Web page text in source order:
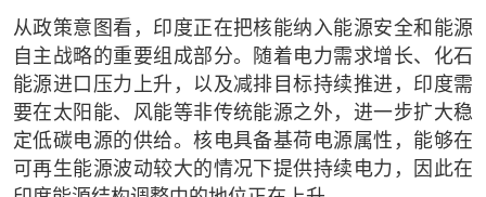
从政策意图看，印度正在把核能纳入能源安全和能源
自主战略的重要组成部分。随着电力需求增长、化石
能源进口压力上升，以及减排目标持续推进，印度需
要在太阳能、风能等非传统能源之外，进一步扩大稳
定低碳电源的供给。核电具备基荷电源属性，能够在
可再生能源波动较大的情况下提供持续电力，因此在